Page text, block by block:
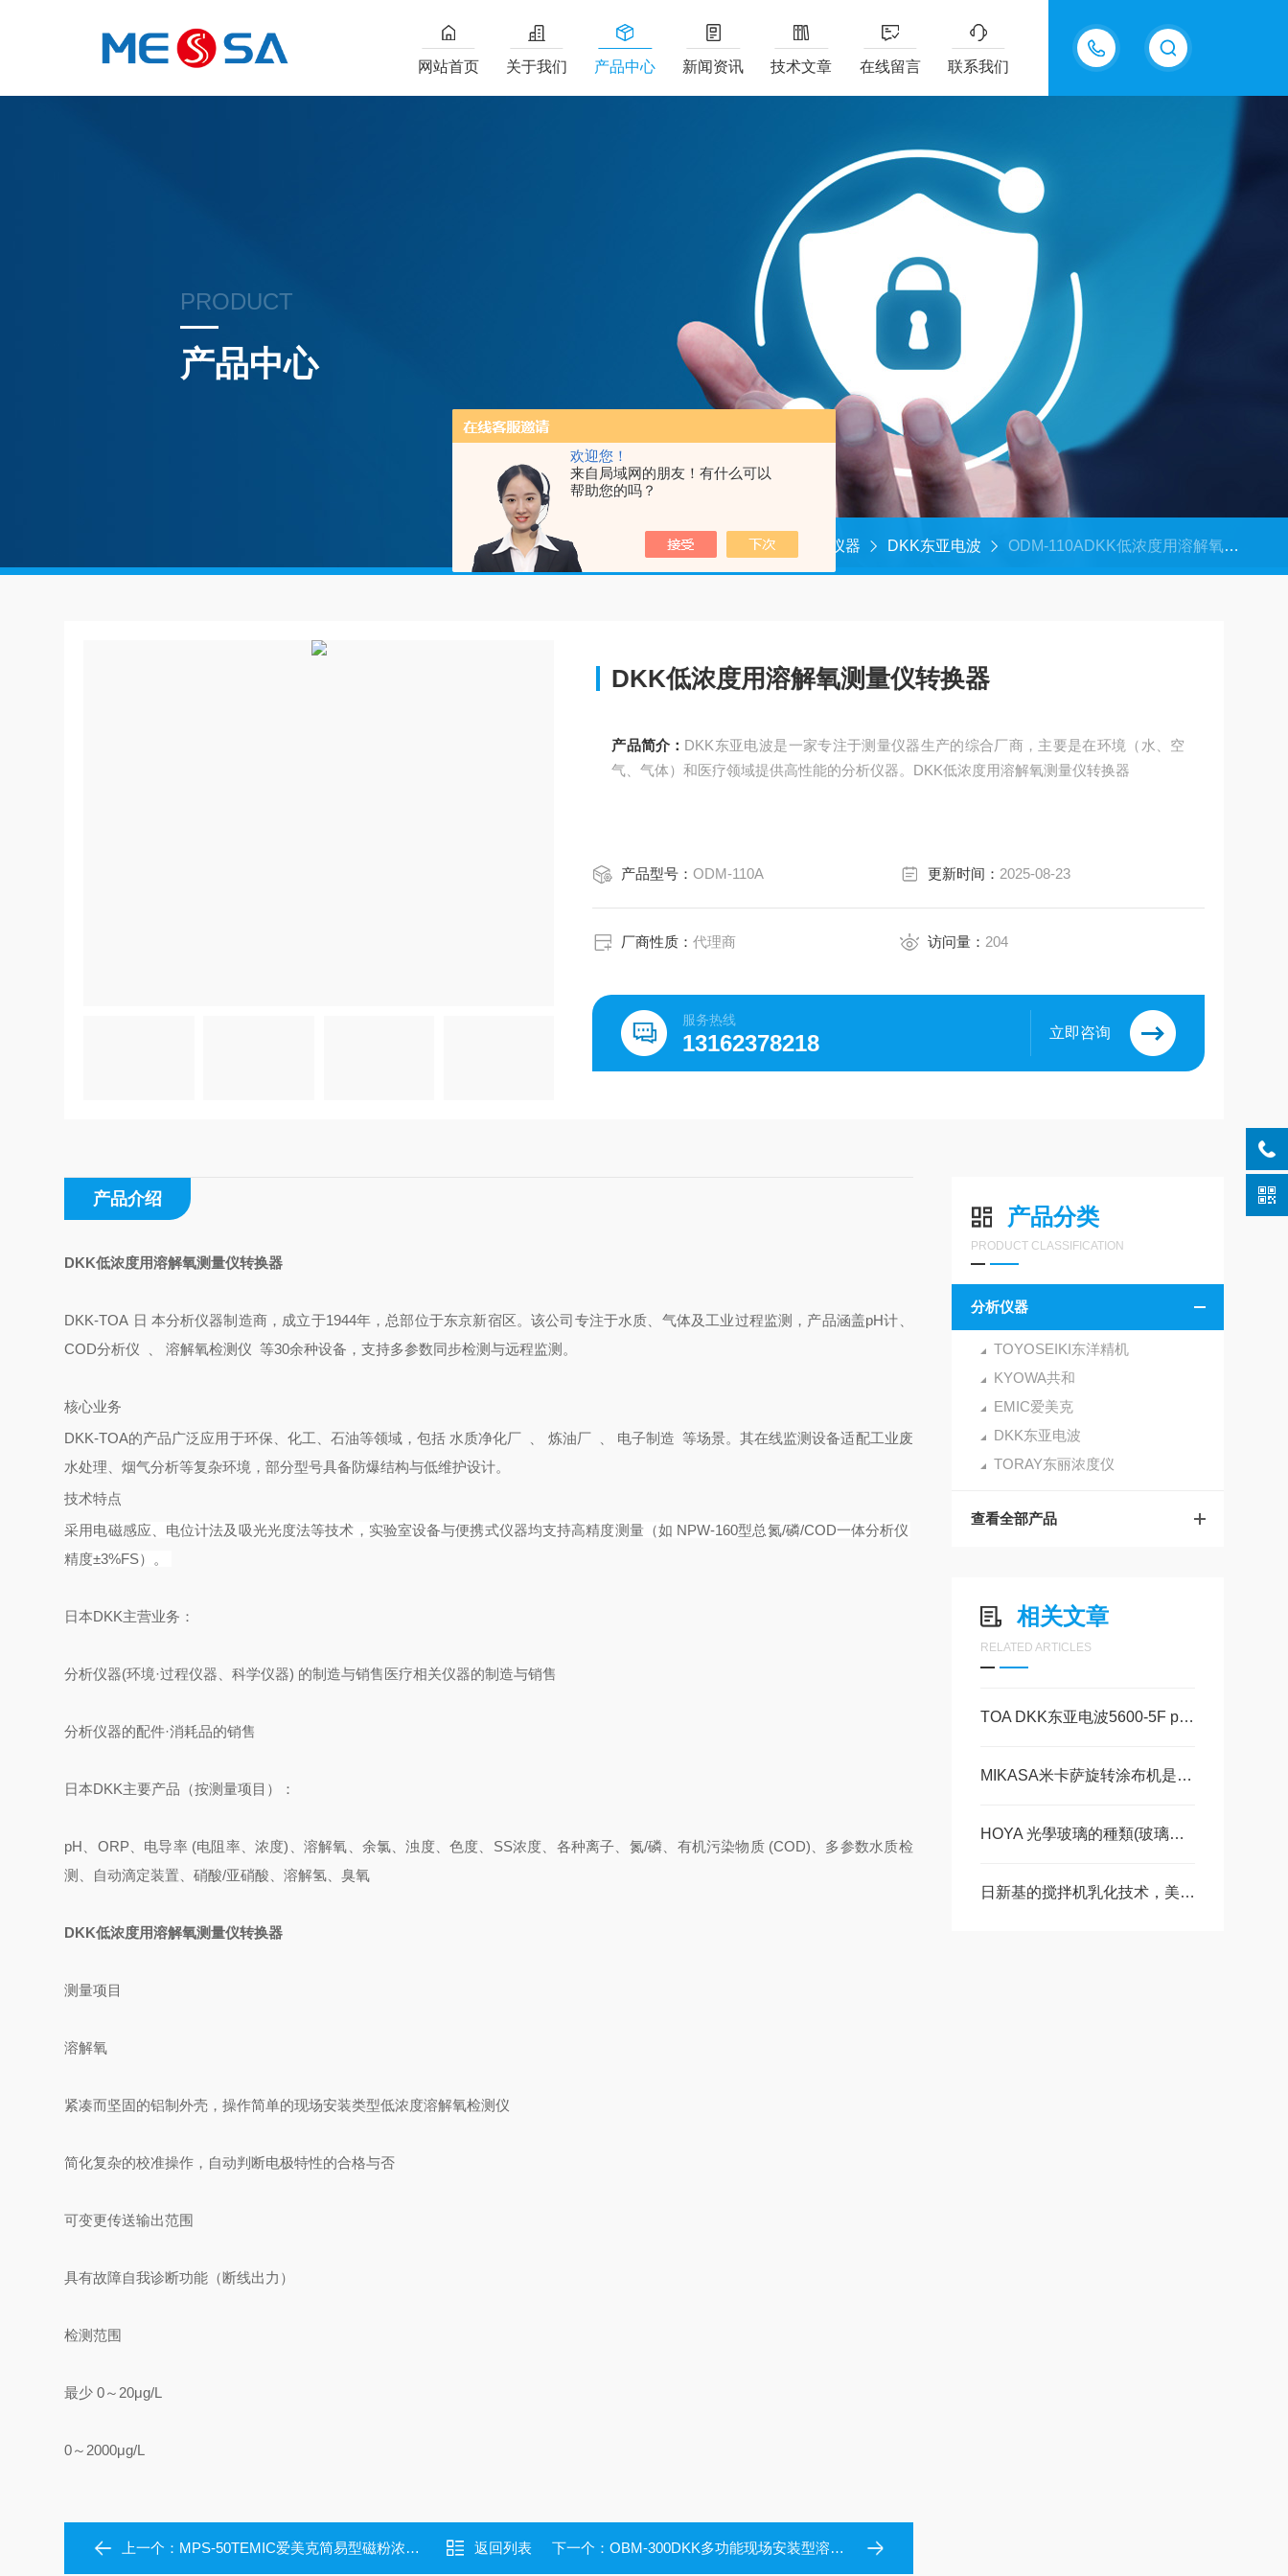
欢迎您！
来自局域网的朋友！有什么可以
帮助您的吗？
13915577898
网站首页 关于我们 产品中心 新闻资讯 技术文章 在线留言 联系我们
PRODUCT
产品中心
首页 产品中心 分析仪器 DKK东亚电波 ODM-110ADKK低浓度用溶解氧测量仪转换器
DKK低浓度用溶解氧测量仪转换器
产品简介： DKK东亚电波是一家专注于测量仪器生产的综合厂商，主要是在环境（水、空
气、气体）和医疗领域提供高性能的分析仪器。DKK低浓度用溶解氧测量仪转换器
产品型号：ODM-110A 更新时间： 2025-08-23
厂商性质：代理商 访问量： 204
服务热线
13162378218 立即咨询
产品分类
PRODUCT CLASSIFICATION
分析仪器
TOYOSEIKI东洋精机
KYOWA共和
EMIC爱美克
DKK东亚电波
TORAY东丽浓度仪
查看全部产品
相关文章
RELATED ARTICLES
TOA DKK东亚电波5600-5F pH计传感器非加压型 美萨全系列代理
MIKASA米卡萨旋转涂布机是如何实现薄膜材料的均匀涂覆的?
HOYA 光學玻璃的種類(玻璃種類)和表示 美萨科技篇
日新基的搅拌机乳化技术，美萨科技篇
产品介绍
DKK低浓度用溶解氧测量仪转换器
DKK-TOA 日 本分析仪器制造商，成立于1944年，总部位于东京新宿区。该公司专注于水质、气体及工业过程监测，产品涵盖pH计、
COD分析仪 溶解氧检测仪 等30余种设备，支持多参数同步检测与远程监测。 ‌
核心业务
DKK-TOA的产品广泛应用于环保、化工、石油等领域，包括 水质净化厂 炼油厂 电子制 造 等场景。其在线监测设备适配工业废
水处理、烟气分析等复杂环境，部分型号具备防爆结构与低维护设计。 ‌
技术特点
采用电磁感应、电位计法及吸光光度法等技术，实验室设备与便携式仪器均支持高精度测量（如 NPW-160型总氮/磷/COD一体分析仪
精度±3%FS）。 ‌
日本DKK主营业务：
分析仪器(环境·过程仪器、科学仪器) 的制造与销售医疗相关仪器的制造与销售
分析仪器的配件·消耗品的销售
日本DKK主要产品（按测量项目）：
pH、ORP、电导率 (电阻率、浓度)、溶解氧、余氯、浊度、色度、SS浓度、各种离子、氮/磷、有机污染物质 (COD)、多参数水质检
测、自动滴定装置、硝酸/亚硝酸、溶解氢、臭氧
DKK低浓度用溶解氧测量仪转换器
测量项目
溶解氧
紧凑而坚固的铝制外壳，操作简单的现场安装类型低浓度溶解氧检测仪
简化复杂的校准操作，自动判断电极特性的合格与否
可变更传送输出范围
具有故障自我诊断功能（断线出力）
检测范围
最少 0～20μg/L
0～2000μg/L
上一个： MPS-50TEMIC爱美克简易型磁粉浓度计高测量 返回列表 下一个： OBM-300DKK多功能现场安装型溶解氧检测仪